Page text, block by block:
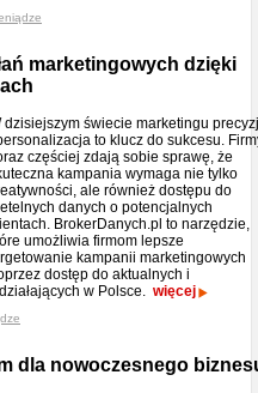
marketingowych dzięki
dzisiejszym świecie marketingu
to klucz do sukcesu.
częściej zdają sobie sprawę, że
kampania wymaga nie tylko
ale również dostępu do
danych o potencjalnych
BrokerDanych.pl to narzędzie,
umożliwia firmom lepsze
kampanii marketingowych
dostęp do aktualnych i
w Polsce. więcej
dla nowoczesnego